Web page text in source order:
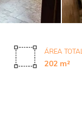
ÁREA TOTAL
202 m²